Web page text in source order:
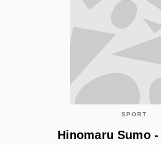
SPORT
Hinomaru Sumo -